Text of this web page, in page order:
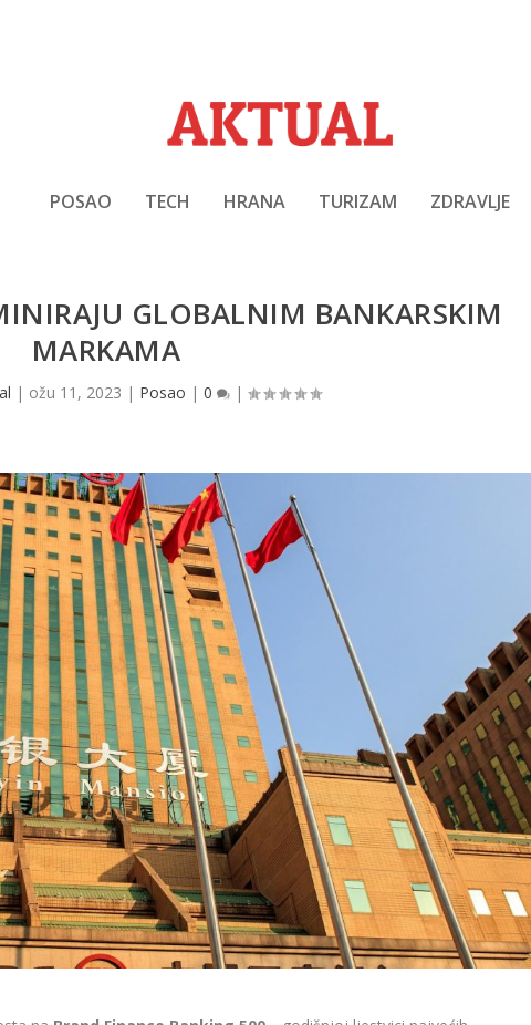
POSAO TECH HRANA TURIZAM ZDRAVLJE
GLOBALNIM BANKARSKIM
MARKAMA
| ožu 11, 2023 | Posao | 0 |